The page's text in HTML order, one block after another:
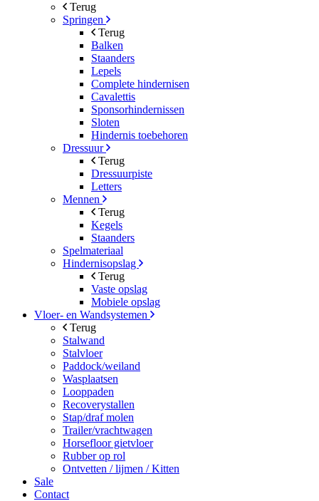
Terug
Springen
Terug
Balken
Staanders
Lepels
Complete hindernisen
Cavalettis
Sponsorhindernissen
Sloten
Hindernis toebehoren
Dressuur
Terug
Dressuurpiste
Letters
Mennen
Terug
Kegels
Staanders
Spelmateriaal
Hindernisopslag
Terug
Vaste opslag
Mobiele opslag
Vloer- en Wandsystemen
Terug
Stalwand
Stalvloer
Paddock/weiland
Wasplaatsen
Looppaden
Recoverystallen
Stap/draf molen
Trailer/vrachtwagen
Horsefloor gietvloer
Rubber op rol
Ontvetten / lijmen / Kitten
Sale
Contact